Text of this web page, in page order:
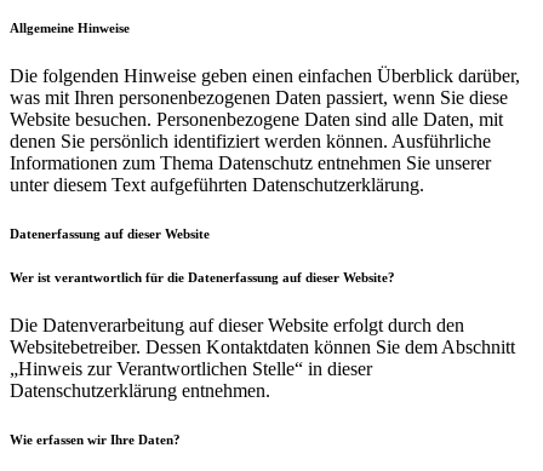
Allgemeine Hinweise
Die folgenden Hinweise geben einen einfachen Überblick darüber,
was mit Ihren personenbezogenen Daten passiert, wenn Sie diese
Website besuchen. Personenbezogene Daten sind alle Daten, mit
denen Sie persönlich identifiziert werden können. Ausführliche
Informationen zum Thema Datenschutz entnehmen Sie unserer
unter diesem Text aufgeführten Datenschutzerklärung.
Datenerfassung auf dieser Website
Wer ist verantwortlich für die Datenerfassung auf dieser Website?
Die Datenverarbeitung auf dieser Website erfolgt durch den
Websitebetreiber. Dessen Kontaktdaten können Sie dem Abschnitt
„Hinweis zur Verantwortlichen Stelle“ in dieser
Datenschutzerklärung entnehmen.
Wie erfassen wir Ihre Daten?